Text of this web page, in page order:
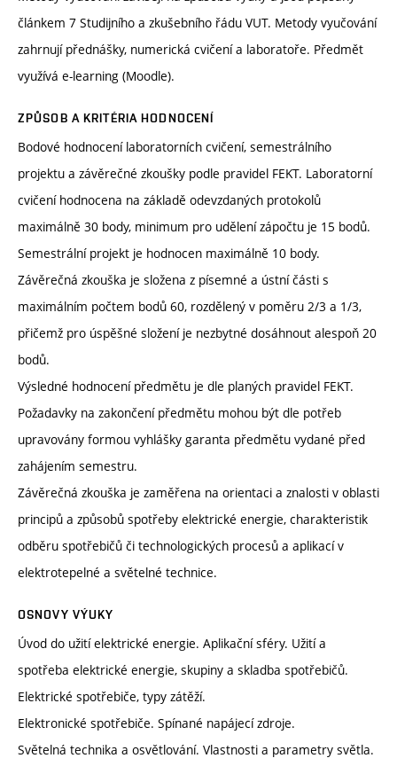
článkem 7 Studijního a zkušebního řádu VUT. Metody vyučování
zahrnují přednášky, numerická cvičení a laboratoře. Předmět
využívá e-learning (Moodle).
ZPŮSOB A KRITÉRIA HODNOCENÍ
Bodové hodnocení laboratorních cvičení, semestrálního
projektu a závěrečné zkoušky podle pravidel FEKT. Laboratorní
cvičení hodnocena na základě odevzdaných protokolů
maximálně 30 body, minimum pro udělení zápočtu je 15 bodů.
Semestrální projekt je hodnocen maximálně 10 body.
Závěrečná zkouška je složena z písemné a ústní části s
maximálním počtem bodů 60, rozdělený v poměru 2/3 a 1/3,
přičemž pro úspěšné složení je nezbytné dosáhnout alespoň 20
bodů.
Výsledné hodnocení předmětu je dle planých pravidel FEKT.
Požadavky na zakončení předmětu mohou být dle potřeb
upravovány formou vyhlášky garanta předmětu vydané před
zahájením semestru.
Závěrečná zkouška je zaměřena na orientaci a znalosti v oblasti
principů a způsobů spotřeby elektrické energie, charakteristik
odběru spotřebičů či technologických procesů a aplikací v
elektrotepelné a světelné technice.
OSNOVY VÝUKY
Úvod do užití elektrické energie. Aplikační sféry. Užití a
spotřeba elektrické energie, skupiny a skladba spotřebičů.
Elektrické spotřebiče, typy zátěží.
Elektronické spotřebiče. Spínané napájecí zdroje.
Světelná technika a osvětlování. Vlastnosti a parametry světla.